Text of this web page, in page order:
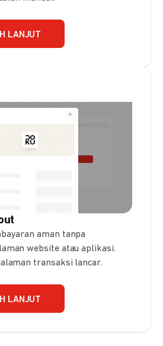
LANJUT
aman tanpa
website atau aplikasi.
transaksi lancar.
LANJUT